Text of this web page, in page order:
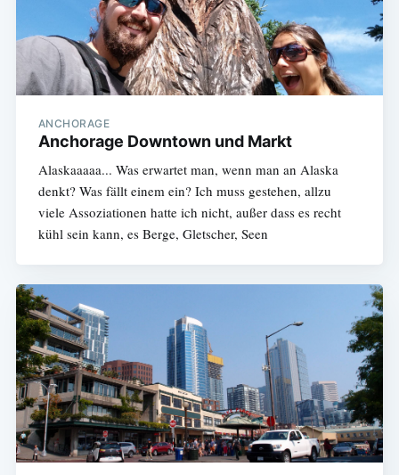
ANCHORAGE
Anchorage Downtown und Markt
Alaskaaaaa... Was erwartet man, wenn man an Alaska
denkt? Was fällt einem ein? Ich muss gestehen, allzu
viele Assoziationen hatte ich nicht, außer dass es recht
kühl sein kann, es Berge, Gletscher, Seen